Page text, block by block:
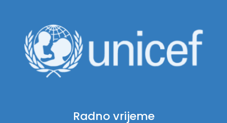
Radno vrijeme